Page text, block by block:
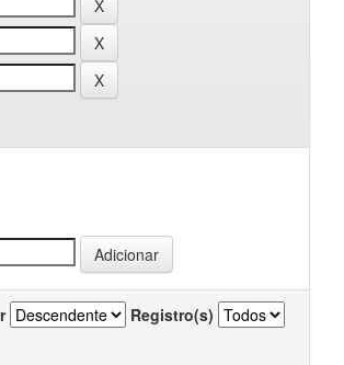
Registro(s)